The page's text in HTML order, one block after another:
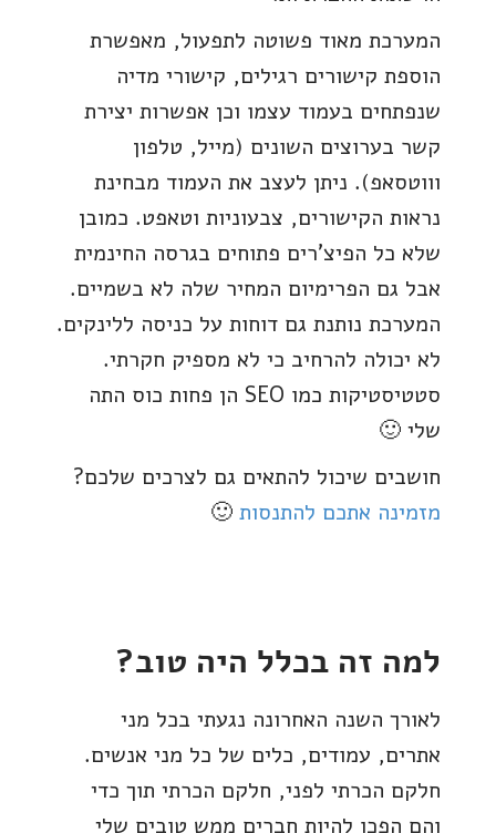
המערכת מאוד פשוטה לתפעול, מאפשרת
הוספת קישורים רגילים, קישורי מדיה
שנפתחים בעמוד עצמו וכן אפשרות יצירת
קשר בערוצים השונים (מייל, טלפון
וווטסאפ). ניתן לעצב את העמוד מבחינת
נראות הקישורים, צבעוניות וטאפט. כמובן
שלא כל הפיצ'רים פתוחים בגרסה החינמית
אבל גם הפרימיום המחיר שלה לא בשמיים.
המערכת נותנת גם דוחות על כניסה ללינקים.
לא יכולה להרחיב כי לא מספיק חקרתי.
סטטיסטיקות כמו SEO הן פחות כוס התה
שלי 🙂
חושבים שיכול להתאים גם לצרכים שלכם?
מזמינה אתכם להתנסות 🙂
למה זה בכלל היה טוב?
לאורך השנה האחרונה נגעתי בכל מני
אתרים, עמודים, כלים של כל מני אנשים.
חלקם הכרתי לפני, חלקם הכרתי תוך כדי
והם הפכו להיות חברים ממש טובים שלי